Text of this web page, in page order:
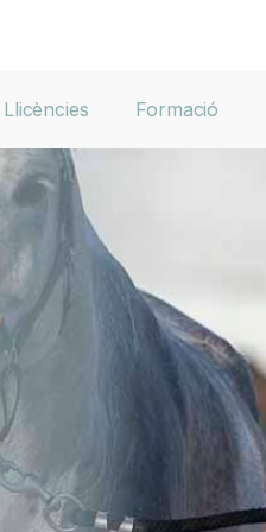
Llicències Formació